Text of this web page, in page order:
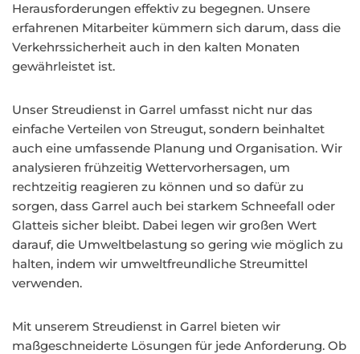
Herausforderungen effektiv zu begegnen. Unsere
erfahrenen Mitarbeiter kümmern sich darum, dass die
Verkehrssicherheit auch in den kalten Monaten
gewährleistet ist.
Unser Streudienst in Garrel umfasst nicht nur das
einfache Verteilen von Streugut, sondern beinhaltet
auch eine umfassende Planung und Organisation. Wir
analysieren frühzeitig Wettervorhersagen, um
rechtzeitig reagieren zu können und so dafür zu
sorgen, dass Garrel auch bei starkem Schneefall oder
Glatteis sicher bleibt. Dabei legen wir großen Wert
darauf, die Umweltbelastung so gering wie möglich zu
halten, indem wir umweltfreundliche Streumittel
verwenden.
Mit unserem Streudienst in Garrel bieten wir
maßgeschneiderte Lösungen für jede Anforderung. Ob